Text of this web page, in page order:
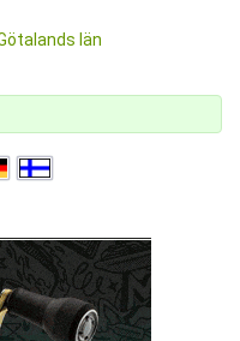
län